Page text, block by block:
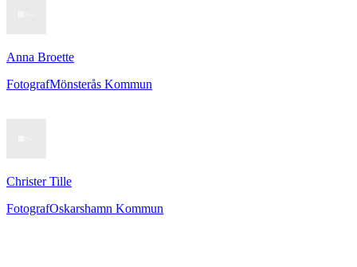
Anna Broette
FotografMönsterås Kommun
Christer Tille
FotografOskarshamn Kommun